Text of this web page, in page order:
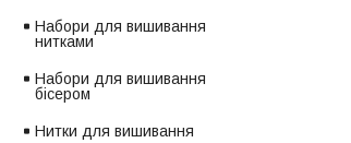
Набори для вишивання
нитками
Набори для вишивання
бісером
Нитки для вишивання